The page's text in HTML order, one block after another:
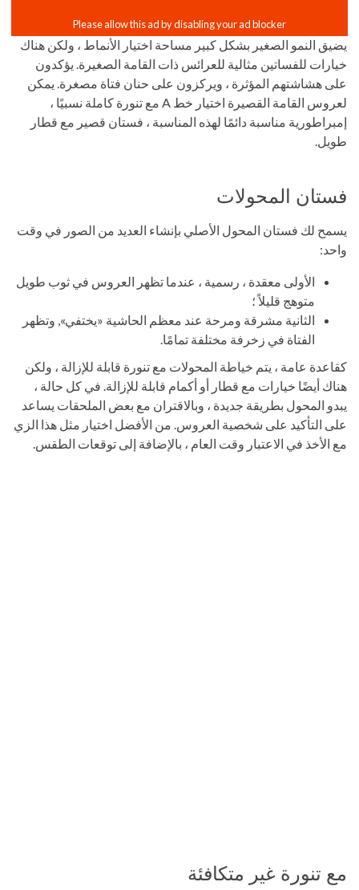
يضيق النمو الصغير بشكل كبير مساحة اختيار الأنماط ، ولكن هناك
خيارات للفساتين مثالية للعرائس ذات القامة الصغيرة. يؤكدون
على هشاشتهم المؤثرة ، ويركزون على حنان فتاة مصغرة. يمكن
لعروس القامة القصيرة اختيار خط A مع تنورة كاملة نسبيًا ،
إمبراطورية مناسبة دائمًا لهذه المناسبة ، فستان قصير مع قطار
طويل.
فستان المحولات
يسمح لك فستان المحول الأصلي بإنشاء العديد من الصور في وقت
واحد:
الأولى معقدة ، رسمية ، عندما تظهر العروس في ثوب طويل
متوهج قليلاً ؛
الثانية مشرقة ومرحة عند معظم الحاشية «يختفي», وتظهر
الفتاة في زخرفة مختلفة تمامًا.
كقاعدة عامة ، يتم خياطة المحولات مع تنورة قابلة للإزالة ، ولكن
هناك أيضًا خيارات مع قطار أو أكمام قابلة للإزالة. في كل حالة ،
يبدو المحول بطريقة جديدة ، وبالاقتران مع بعض الملحقات يساعد
على التأكيد على شخصية العروس. من الأفضل اختيار مثل هذا الزي
مع الأخذ في الاعتبار وقت العام ، بالإضافة إلى توقعات الطقس.
مع تنورة غير متكافئة